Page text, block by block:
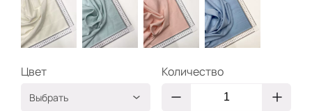
Цвет
Выбрать
Количество